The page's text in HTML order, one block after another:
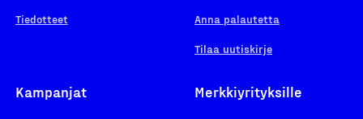
Tiedotteet Anna palautetta
Tilaa uutiskirje
Kampanjat Merkkiyrityksille